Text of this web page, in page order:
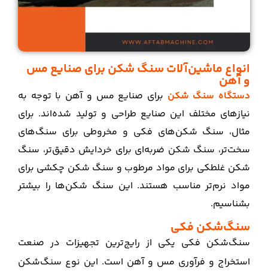
انواع ماشین‌آلات سنگ‌ شکن برای صنایع مس
و آهن
دستگاه سنگ‌ شکن برای صنایع مس و آهن با توجه به
نیازهای مختلف این صنایع طراحی و تولید شده‌اند. برای
مثال، سنگ‌ شکن‌های فکی و مخروطی برای سنگ‌های
سخت‌تر، سنگ‌ شکن ضربه‌ای برای خردایش دقیق‌تر، سنگ‌
شکن غلطکی برای مواد مرطوب و سنگ‌ شکن چکشی برای
مواد نرم‌تر مناسب هستند. این سنگ‌ شکن‌ها را بیشتر
بشناسیم.
سنگ‌شکن فکی
سنگ‌شکن فکی یکی از رایج‌ترین تجهیزات در صنعت
استخراج و فرآوری مس و آهن است. این نوع سنگ‌شکن